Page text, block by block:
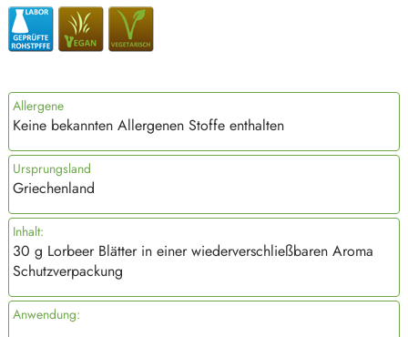
Allergene
Keine bekannten Allergenen Stoffe enthalten
Ursprungsland
Griechenland
Inhalt:
30 g Lorbeer Blätter in einer wiederverschließbaren Aroma
Schutzverpackung
Anwendung: